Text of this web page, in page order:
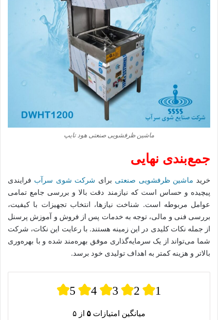
ماشین ظرفشویی صنعتی هود تایپ
جمع‌بندی نهایی
خرید ماشین ظرفشویی صنعتی برای شرکت شوی سرآب فرایندی
پیچیده و حساس است که نیازمند دقت بالا و بررسی جامع تمامی
عوامل مربوطه است. شناخت نیازها، انتخاب تجهیزات با کیفیت،
بررسی فنی و مالی، توجه به خدمات پس از فروش و آموزش پرسنل
از جمله نکات کلیدی در این زمینه هستند. با رعایت این نکات، شرکت
شما می‌تواند از یک سرمایه‌گذاری موفق بهره‌مند شده و با بهره‌وری
بالاتر و هزینه کمتر به اهداف تولیدی خود برسد.
5 4 3 2 1
میانگین امتیازات ۵ از ۵